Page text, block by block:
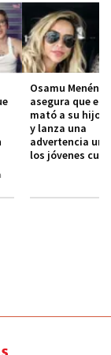
Osamu
asegura que el
mató a su hijo
y lanza una
advertencia
los jóvenes